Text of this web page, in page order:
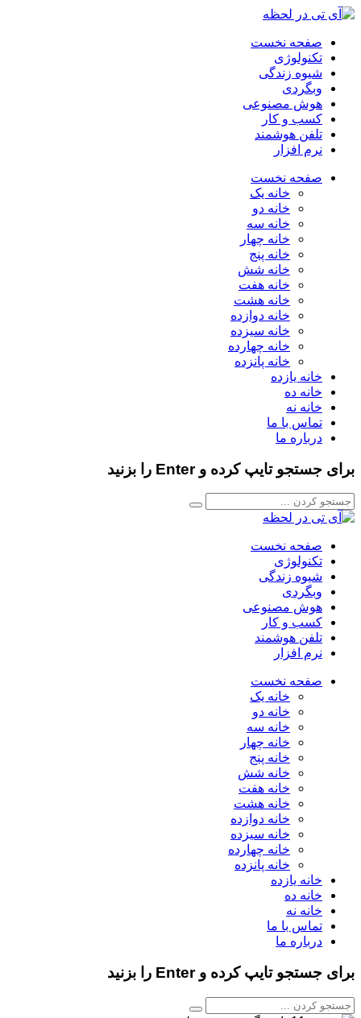
صفحه نخست
تکنولوژی
شیوه زندگی
وبگردی
هوش مصنوعی
کسب و کار
تلفن هوشمند
نرم افزار
صفحه نخست
خانه یک
خانه دو
خانه سه
خانه چهار
خانه پنج
خانه شش
خانه هفت
خانه هشت
خانه دوازده
خانه سیزده
خانه چهارده
خانه پانزده
خانه یازده
خانه ده
خانه نه
تماس با ما
درباره ما
برای جستجو تایپ کرده و Enter را بزنید
صفحه نخست
تکنولوژی
شیوه زندگی
وبگردی
هوش مصنوعی
کسب و کار
تلفن هوشمند
نرم افزار
صفحه نخست
خانه یک
خانه دو
خانه سه
خانه چهار
خانه پنج
خانه شش
خانه هفت
خانه هشت
خانه دوازده
خانه سیزده
خانه چهارده
خانه پانزده
خانه یازده
خانه ده
خانه نه
تماس با ما
درباره ما
برای جستجو تایپ کرده و Enter را بزنید